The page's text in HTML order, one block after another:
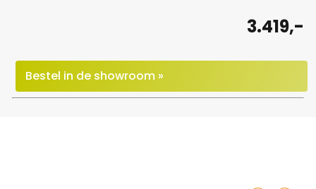
3.419,-
Bestel in de showroom »